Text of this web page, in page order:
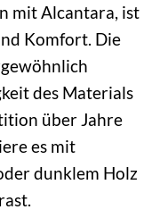
mit Alcantara, ist
Komfort. Die
des Materials
über Jahre
es mit
dunklem Holz